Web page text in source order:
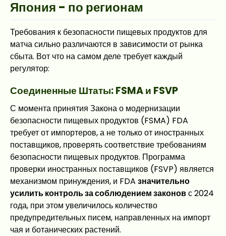
Япония - по регионам
Требования к безопасности пищевых продуктов для
матча сильно различаются в зависимости от рынка
сбыта. Вот что на самом деле требует каждый
регулятор:
Соединенные Штаты: FSMA и FSVP
С момента принятия Закона о модернизации
безопасности пищевых продуктов (FSMA) FDA
требует от импортеров, а не только от иностранных
поставщиков, проверять соответствие требованиям
безопасности пищевых продуктов. Программа
проверки иностранных поставщиков (FSVP) является
механизмом принуждения, и FDA значительно
усилить контроль за соблюдением законовс 2024
года, при этом увеличилось количество
предупредительных писем, направленных на импорт
чая и ботанических растений.